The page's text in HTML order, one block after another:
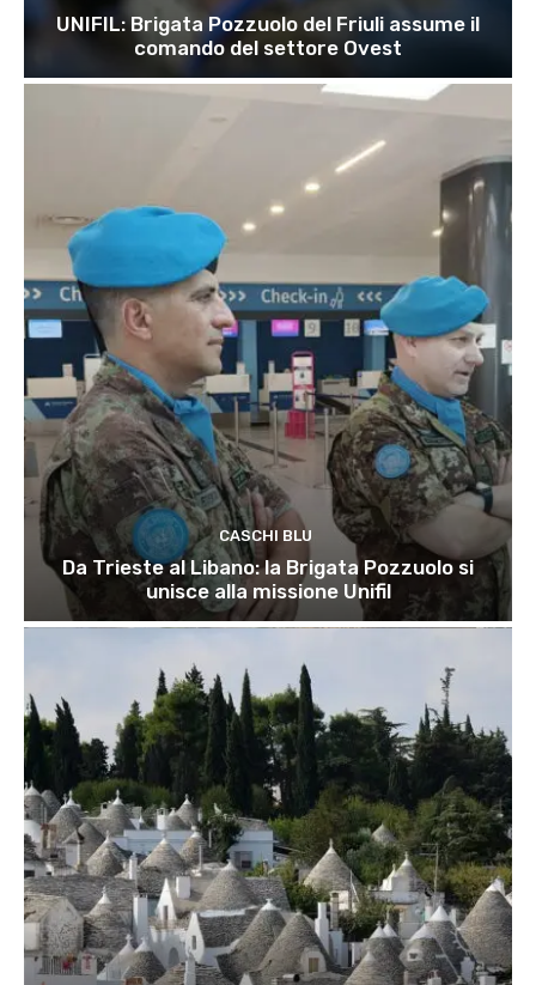
UNIFIL: Brigata Pozzuolo del Friuli assume il
comando del settore Ovest
CASCHI BLU
Da Trieste al Libano: la Brigata Pozzuolo si
unisce alla missione Unifil